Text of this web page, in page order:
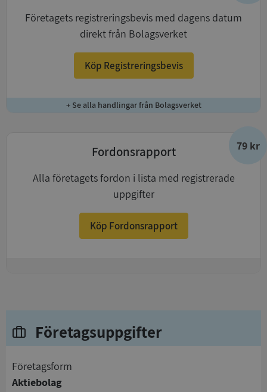
Företagets registreringsbevis med dagens datum
direkt från Bolagsverket
Köp Registreringsbevis
+ Se alla handlingar från Bolagsverket
79 kr
Fordonsrapport
Alla företagets fordon i lista med registrerade
uppgifter
Köp Fordonsrapport
Företagsuppgifter
företagsform
Aktiebolag